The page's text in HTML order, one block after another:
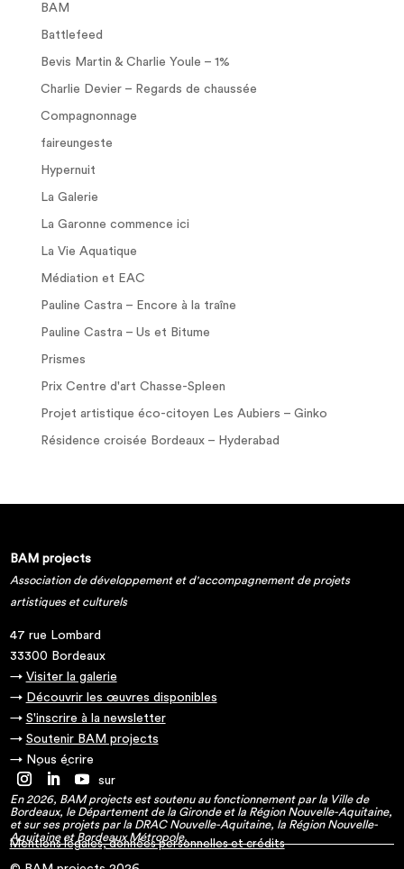
BAM
Battlefeed
Bevis Martin & Charlie Youle – 1%
Charlie Devier – Regards de chaussée
Compagnonnage
faireungeste
Hypernuit
La Galerie
La Garonne commence ici
La Vie Aquatique
Médiation et EAC
Pauline Castra – Encore à la traîne
Pauline Castra – Us et Bitume
Prismes
Prix Centre d'art Chasse-Spleen
Projet artistique éco-citoyen Les Aubiers – Ginko
Résidence croisée Bordeaux – Hyderabad
BAM projects
Association de développement et d'accompagnement de projets
artistiques et culturels
47 rue Lombard
33300 Bordeaux
→ Visiter la galerie
→ Découvrir les œuvres disponibles
→ S'inscrire à la newsletter
→ Soutenir BAM projects
→ Nous écrire
→ Suivez-nous sur
En 2026, BAM projects est soutenu au fonctionnement par la Ville de
Bordeaux, le Département de la Gironde et la Région Nouvelle-Aquitaine,
et sur ses projets par la DRAC Nouvelle-Aquitaine, la Région Nouvelle-
Aquitaine et Bordeaux Métropole.
Mentions légales, données personnelles et crédits